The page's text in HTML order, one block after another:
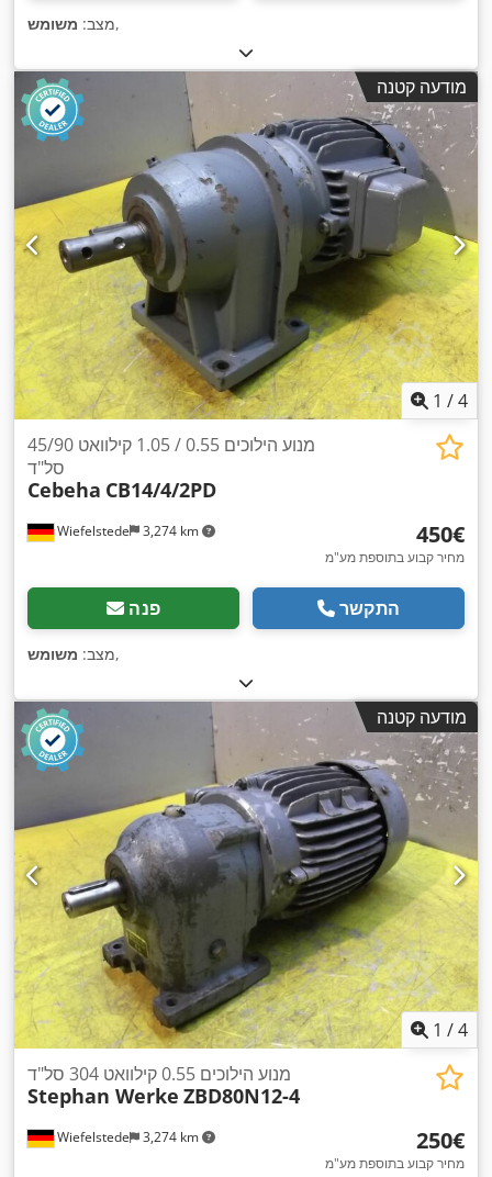
מצב: משומש ,
מודעה קטנה
1 /4
Wiefelstede 3,274 km
מנוע הילוכים 0.55 / 1.05 קילוואט 45/90
סל"ד
Cebeha CB14/4/2PD
‏450 ‏€
מחיר קבוע בתוספת מע"מ
פנה התקשר
מצב: משומש ,
מודעה קטנה
1 /4
Wiefelstede 3,274 km
מנוע הילוכים 0.55 קילוואט 304 סל"ד
Stephan Werke ZBD80N12-4
‏250 ‏€
מחיר קבוע בתוספת מע"מ